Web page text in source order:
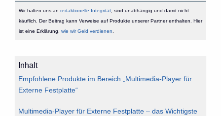
Wir halten uns an redaktionelle Integrität, sind unabhängig und damit nicht
käuflich. Der Beitrag kann Verweise auf Produkte unserer Partner enthalten. Hier
ist eine Erklärung, wie wir Geld verdienen
Inhalt
Empfohlene Produkte im Bereich „Multimedia-Player für
Externe Festplatte“
Multimedia-Player für Externe Festplatte – das Wichtigste